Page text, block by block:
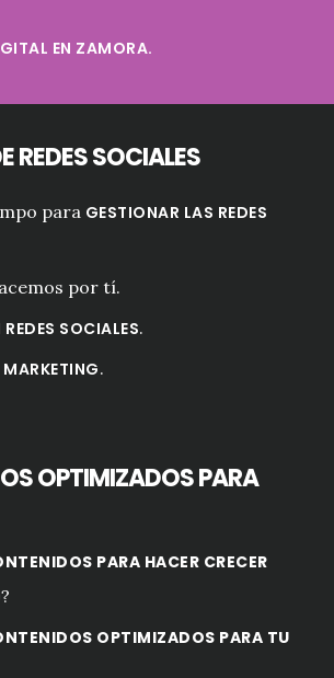
EN ZAMORA.
REDES SOCIALES
para GESTIONAR LAS REDES
por tí.
SOCIALES.
.
OPTIMIZADOS PARA
PARA HACER CRECER
?
OPTIMIZADOS PARA TU